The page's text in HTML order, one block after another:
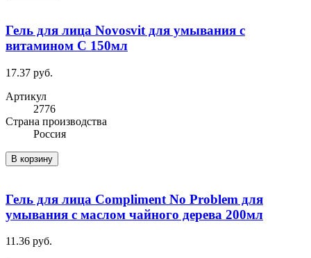
Гель для лица Novosvit для умывания с
витамином С 150мл
17.37 руб.
Артикул
2776
Cтрана производства
Россия
В корзину
Гель для лица Compliment No Problem для
умывания с маслом чайного дерева 200мл
11.36 руб.